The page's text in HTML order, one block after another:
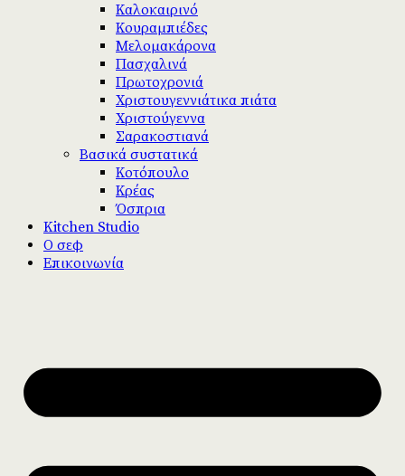
Καλοκαιρινό
Κουραμπιέδες
Μελομακάρονα
Πασχαλινά
Πρωτοχρονιά
Χριστουγεννιάτικα πιάτα
Χριστούγεννα
Σαρακοστιανά
Βασικά συστατικά
Κοτόπουλο
Κρέας
Όσπρια
Kitchen Studio
Ο σεφ
Επικοινωνία